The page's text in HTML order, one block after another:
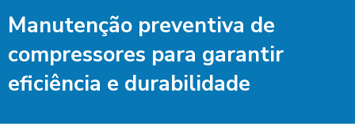
Manutenção preventiva de
compressores para garantir
eficiência e durabilidade